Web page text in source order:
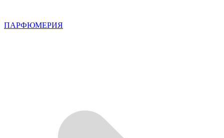
ПАРФЮМЕРИЯ